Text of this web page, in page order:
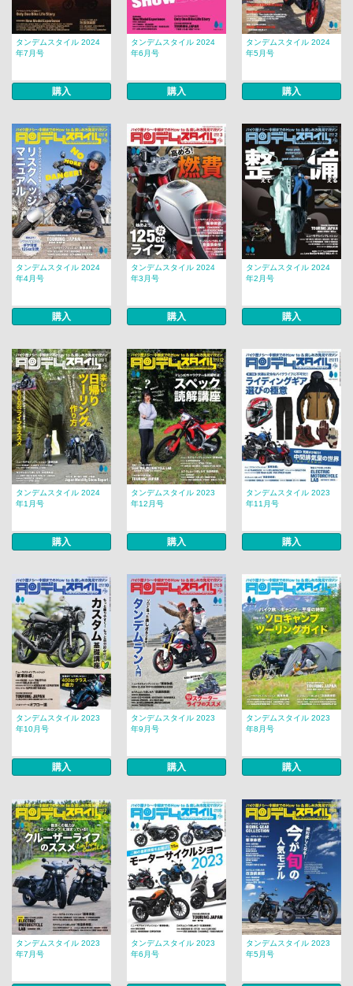
タンデムスタイル 2024
年7月号
購入
タンデムスタイル 2024
年6月号
購入
タンデムスタイル 2024
年5月号
購入
タンデムスタイル 2024
年4月号
購入
タンデムスタイル 2024
年3月号
購入
タンデムスタイル 2024
年2月号
購入
タンデムスタイル 2024
年1月号
購入
タンデムスタイル 2023
年12月号
購入
タンデムスタイル 2023
年11月号
購入
タンデムスタイル 2023
年10月号
購入
タンデムスタイル 2023
年9月号
購入
タンデムスタイル 2023
年8月号
購入
タンデムスタイル 2023
年7月号
タンデムスタイル 2023
年6月号
タンデムスタイル 2023
年5月号